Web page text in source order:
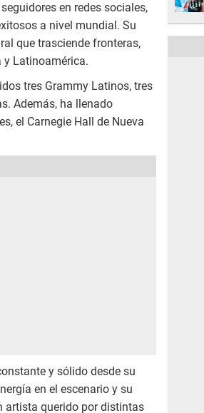
en redes sociales,
a nivel mundial. Su
que trasciende fronteras,
y Latinoamérica.
tres Grammy Latinos, tres
Además, ha llenado
el Carnegie Hall de Nueva
y sólido desde su
en el escenario y su
artista querido por distintas